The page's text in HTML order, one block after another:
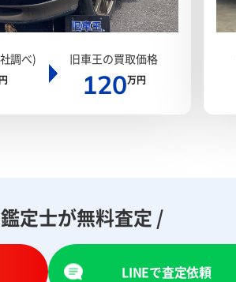
調べ) 旧車王の買取価格
120万円
定士が無料査定 /
LINEで査定依頼